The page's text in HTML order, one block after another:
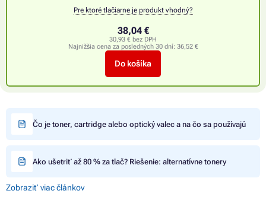
Pre ktoré tlačiarne je produkt vhodný?
38,04 €
30,93 € bez DPH
Najnižšia cena za posledných 30 dní: 36,52 €
Do košíka
Čo je toner, cartridge alebo optický valec a na čo sa používajú
Ako ušetriť až 80 % za tlač? Riešenie: alternatívne tonery
Zobraziť viac článkov